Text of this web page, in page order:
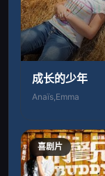
成长的少年
Anaïs,Emma
喜剧片